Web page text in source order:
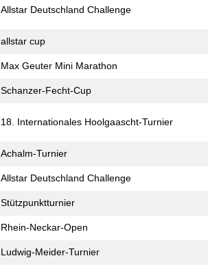
Allstar Deutschland Challenge
allstar cup
Max Geuter Mini Marathon
Schanzer-Fecht-Cup
18. Internationales Hoolgaascht-Turnier
Achalm-Turnier
Allstar Deutschland Challenge
Stützpunkt­turnier
Rhein-Neckar-Open
Ludwig-Meider-Turnier